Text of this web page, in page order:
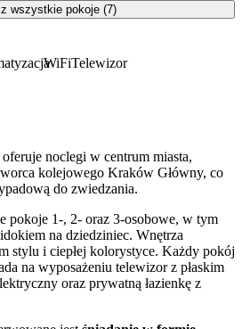
WiFiTelewizor
noclegi w centrum miasta,
kolejowego Kraków Główny, co
do zwiedzania.
pokoje 1-, 2- oraz 3-osobowe, w tym
na dziedziniec. Wnętrza
stylu i ciepłej kolorystyce. Każdy pokój
na wyposażeniu telewizor z płaskim
oraz prywatną łazienkę z
wszystkie pokoje (7)